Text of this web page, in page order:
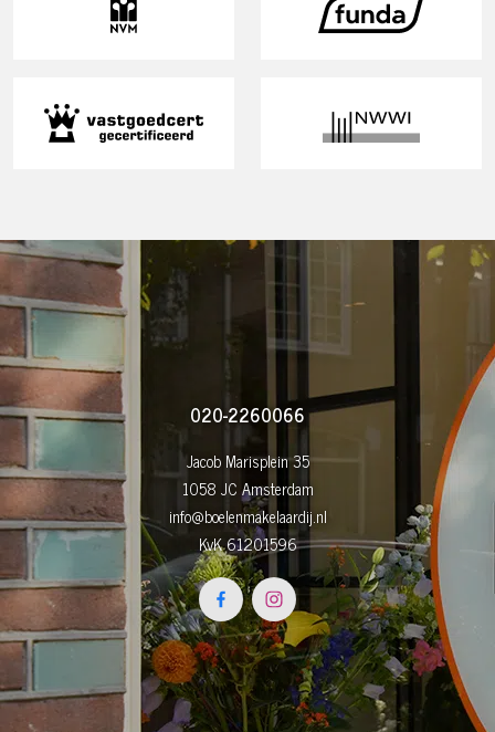
020-2260066
Jacob Marisplein 35
1058 JC Amsterdam
info@boelenmakelaardij.nl
KvK 61201596